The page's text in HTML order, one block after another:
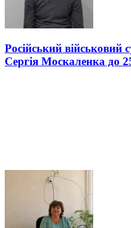
Російський військовий
Сергія Москаленка до